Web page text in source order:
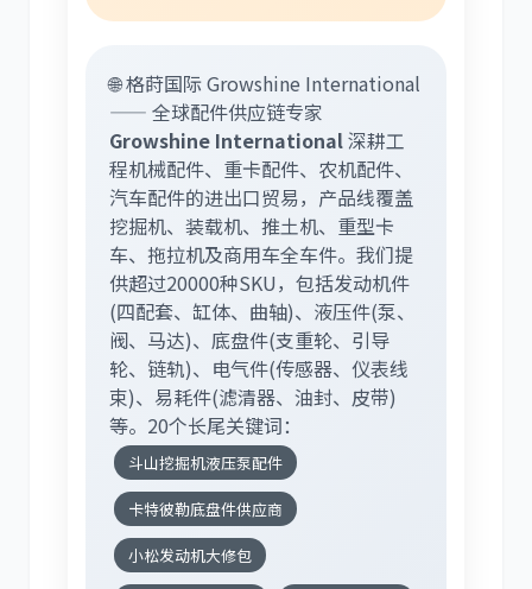
🌐 格莳国际 Growshine International
—— 全球配件供应链专家
Growshine International深耕工
程机械配件、重卡配件、农机配件、
汽车配件的进出口贸易，产品线覆盖
挖掘机、装载机、推土机、重型卡
车、拖拉机及商用车全车件。我们提
供超过20000种SKU，包括发动机件
(四配套、缸体、曲轴)、液压件(泵、
阀、马达)、底盘件(支重轮、引导
轮、链轨)、电气件(传感器、仪表线
束)、易耗件(滤清器、油封、皮带)
等。20个长尾关键词：
斗山挖掘机液压泵配件
卡特彼勒底盘件供应商
小松发动机大修包